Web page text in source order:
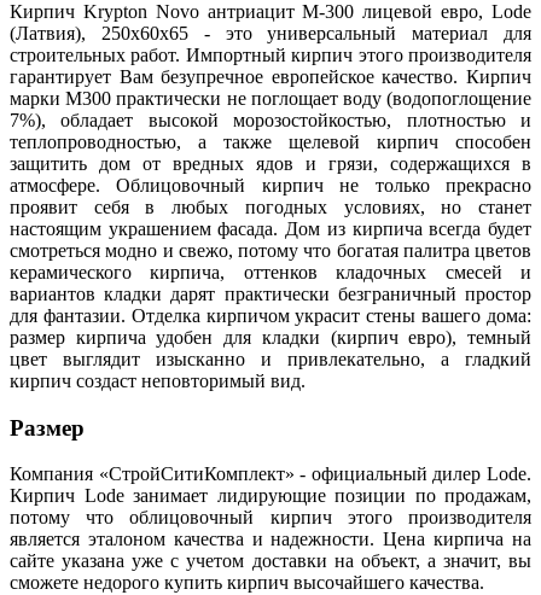
Кирпич Krypton Novo антриацит М-300 лицевой евро, Lode
(Латвия), 250х60х65 - это универсальный материал для
строительных работ. Импортный кирпич этого производителя
гарантирует Вам безупречное европейское качество. Кирпич
марки М300 практически не поглощает воду (водопоглощение
7%), обладает высокой морозостойкостью, плотностью и
теплопроводностью, а также щелевой кирпич способен
защитить дом от вредных ядов и грязи, содержащихся в
атмосфере. Облицовочный кирпич не только прекрасно
проявит себя в любых погодных условиях, но станет
настоящим украшением фасада. Дом из кирпича всегда будет
смотреться модно и свежо, потому что богатая палитра цветов
керамического кирпича, оттенков кладочных смесей и
вариантов кладки дарят практически безграничный простор
для фантазии. Отделка кирпичом украсит стены вашего дома:
размер кирпича удобен для кладки (кирпич евро), темный
цвет выглядит изысканно и привлекательно, а гладкий
кирпич создаст неповторимый вид.
Размер
Компания «СтройСитиКомплект» - официальный дилер Lode.
Кирпич Lode занимает лидирующие позиции по продажам,
потому что облицовочный кирпич этого производителя
является эталоном качества и надежности. Цена кирпича на
сайте указана уже с учетом доставки на объект, а значит, вы
сможете недорого купить кирпич высочайшего качества.